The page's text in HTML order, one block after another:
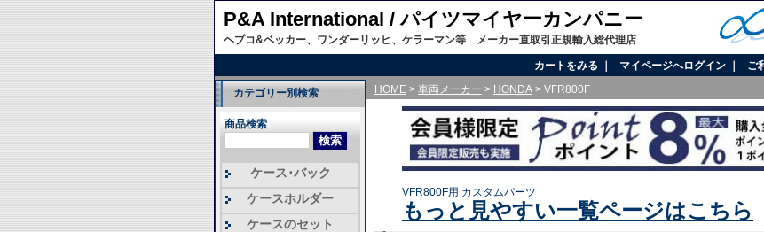
P&A International / パイツマイヤーカンパニー
ヘプコ&ベッカー、ワンダーリッヒ、ケラーマン等 メーカー直取引正規輸入総代理店
カートをみる マイページへログイン ご
カテゴリー別検索
商品検索
ケース･バック
ケースホルダー
ケースのセット
HOME > 車両メーカー > HONDA > VFR800F
VFR800F用 カスタムパーツ
もっと見やすい一覧ページはこちら